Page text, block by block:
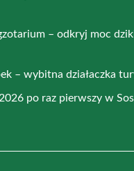
– odkryj moc
– wybitna działaczka
po raz pierwszy w